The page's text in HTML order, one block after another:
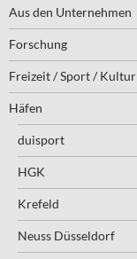
Aus den Unternehmen
Forschung
Freizeit / Sport / Kultur
Häfen
duisport
HGK
Krefeld
Neuss Düsseldorf